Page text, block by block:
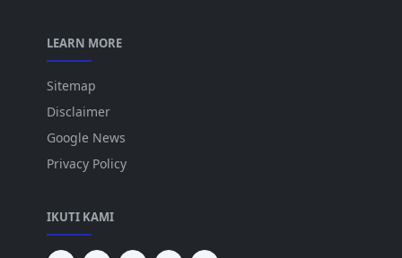
LEARN MORE
Sitemap
Disclaimer
Google News
Privacy Policy
IKUTI KAMI